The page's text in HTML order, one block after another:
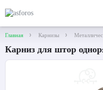
Главная Карнизы
Карниз для штор